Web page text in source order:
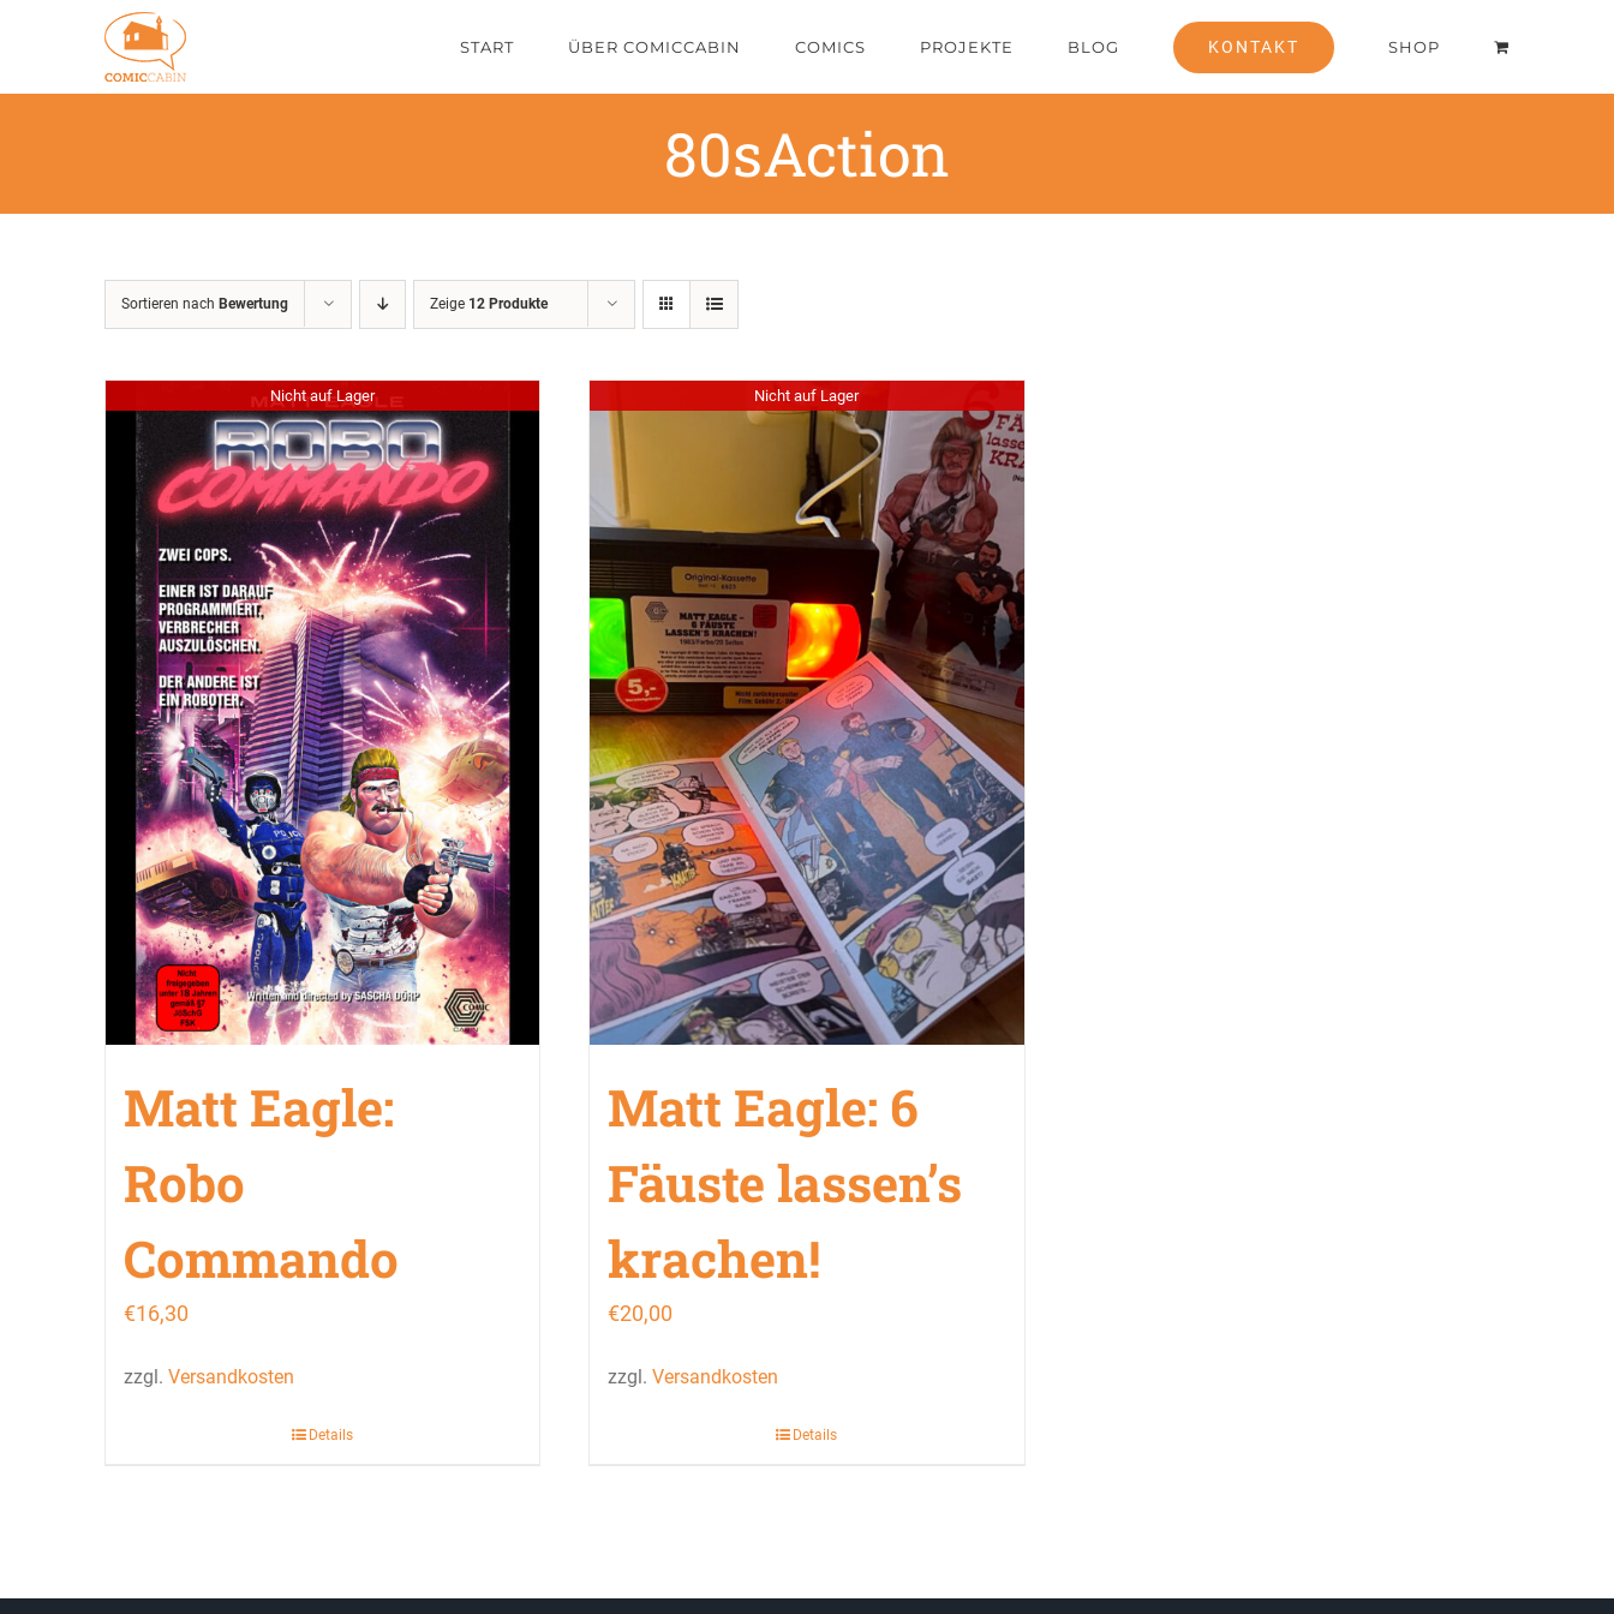
springen
START ÜBER COMICCABIN COMICS PROJEKTE BLOG KONTAKT SHOP
80sAction
Sortieren nach Bewertung Zeige 12 Produkte
Nicht auf Lager
Matt Eagle:
Robo
Commando
€16,30
zzgl. Versandkosten
Details
Nicht auf Lager
Matt Eagle: 6
Fäuste lassen’s
krachen!
€20,00
zzgl.Versandkosten
Details